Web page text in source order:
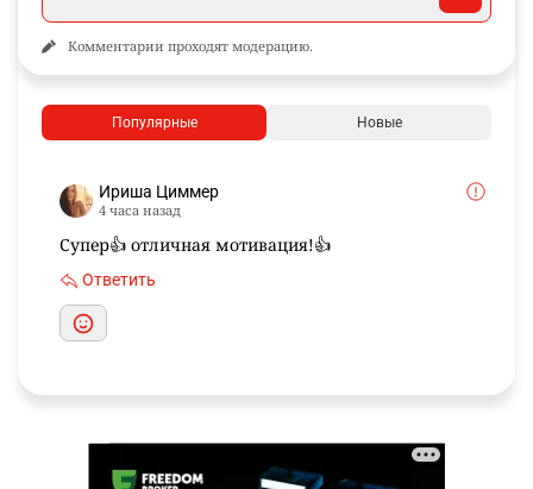
Комментарии проходят модерацию.
Популярные Новые
Ириша Циммер
4 часа назад
Супер👍 отличная мотивация!👍
Ответить